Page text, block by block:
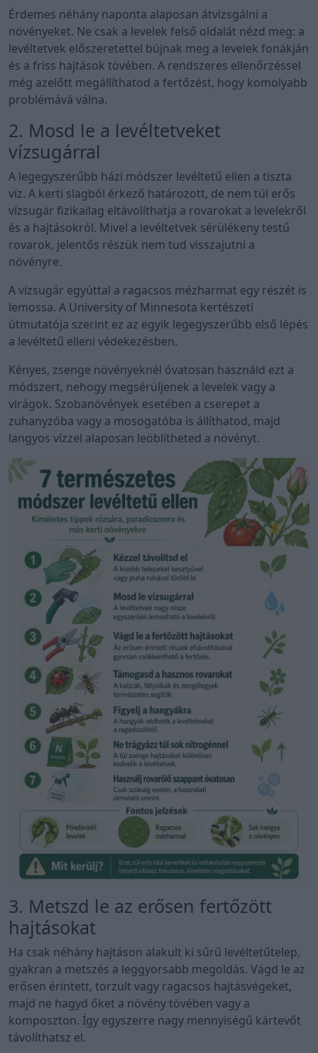
Érdemes néhány naponta alaposan átvizsgálni a
növényeket. Ne csak a levelek felső oldalát nézd meg: a
levéltetvek előszeretettel bújnak meg a levelek fonákján
és a friss hajtások tövében. A rendszeres ellenőrzéssel
még azelőtt megállíthatod a fertőzést, hogy komolyabb
problémává válna.
2. Mosd le a levéltetveket
vízsugárral
A legegyszerűbb házi módszer levéltetű ellen a tiszta
víz. A kerti slagból érkező határozott, de nem túl erős
vízsugár fizikailag eltávolíthatja a rovarokat a levelekről
és a hajtásokról. Mivel a levéltetvek sérülékeny testű
rovarok, jelentős részük nem tud visszajutni a
növényre.
A vízsugár egyúttal a ragacsos mézharmat egy részét is
lemossa. A University of Minnesota kertészeti
útmutatója szerint ez az egyik legegyszerűbb első lépés
a levéltetű elleni védekezésben.
Kényes, zsenge növényeknél óvatosan használd ezt a
módszert, nehogy megsérüljenek a levelek vagy a
virágok. Szobanövények esetében a cserepet a
zuhanyzóba vagy a mosogatóba is állíthatod, majd
langyos vízzel alaposan leöblítheted a növényt.
3. Metszd le az erősen fertőzött
hajtásokat
Ha csak néhány hajtáson alakult ki sűrű levéltetűtelep,
gyakran a metszés a leggyorsabb megoldás. Vágd le az
erősen érintett, torzult vagy ragacsos hajtásvégeket,
majd ne hagyd őket a növény tövében vagy a
komposzton. Így egyszerre nagy mennyiségű kártevőt
távolíthatsz el.